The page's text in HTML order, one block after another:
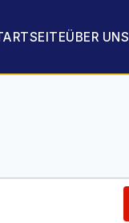
ÜBER UNS